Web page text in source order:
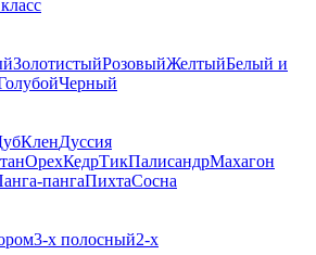
ЗолотистыйРозовыйЖелтыйБелый и
Черный
КленДуссия
ОрехКедрТикПалисандрМахагон
пангаПихтаСосна
3-х полосный2-х